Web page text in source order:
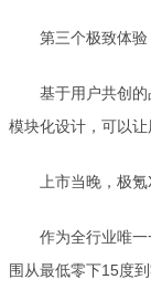
第三个极致体验
基于用户共创
模块化设计，可以
上市当晚，极
作为全行业唯
围从最低零下15度